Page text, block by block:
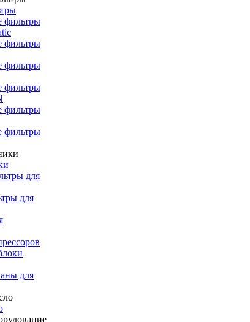
фильтры
фильтры
фильтры
фильтры
фильтры
фильтры
для
для
для